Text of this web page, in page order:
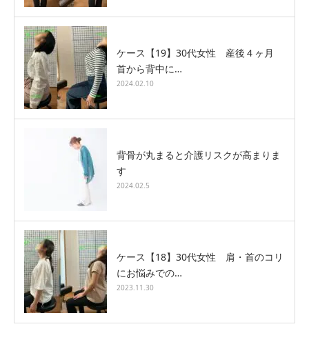
ケース【19】30代女性 産後４ヶ月
首から背中に…
2024.02.10
背骨が丸まると介護リスクが高まりま
す
2024.02.5
ケース【18】30代女性 肩・首のコリ
にお悩みでの…
2023.11.30